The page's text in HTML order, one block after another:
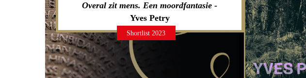
Overal zit mens. Een moordfantasie -
Yves Petry
Shortlist 2023